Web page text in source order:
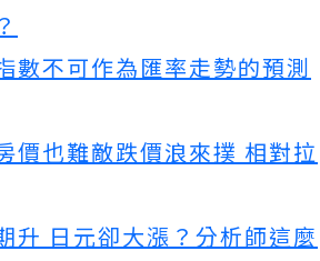
數不可作為匯率走勢的預測
價也難敵跌價浪來撲 相對拉
升 日元卻大漲？分析師這麼